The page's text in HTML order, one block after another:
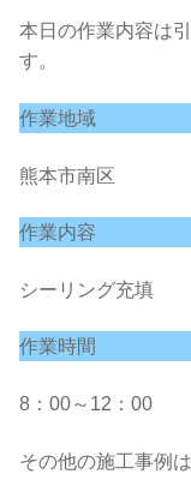
本日の作業内容は
す。
作業地域
熊本市南区
作業内容
シーリング充填
作業時間
8：00～12：00
その他の施工事例